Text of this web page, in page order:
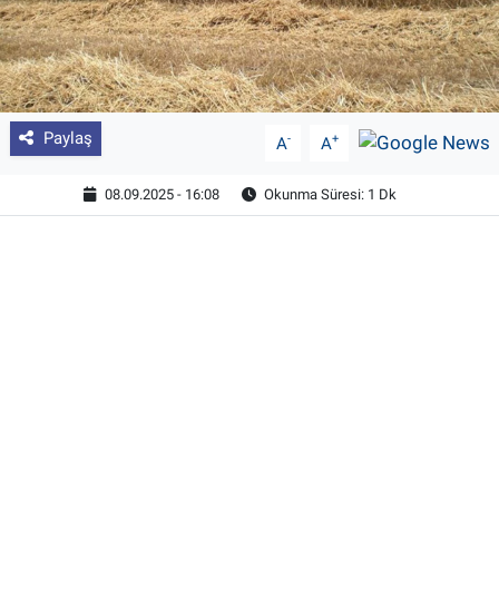
Paylaş A- A+
08.09.2025 - 16:08 Okunma Süresi: 1 Dk
Üretici Birlikleri
Şeker ve Şekerli Mamüller
Tahıllar ve Baklagiller
Tohum